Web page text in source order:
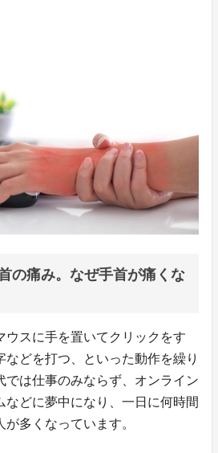
の痛み。なぜ手首が痛くな
ウスに手を置いてクリックをす
などを打つ、といった動作を繰り
では仕事のみならず、オンライン
などに夢中になり、一日に何時間
多くなっています。